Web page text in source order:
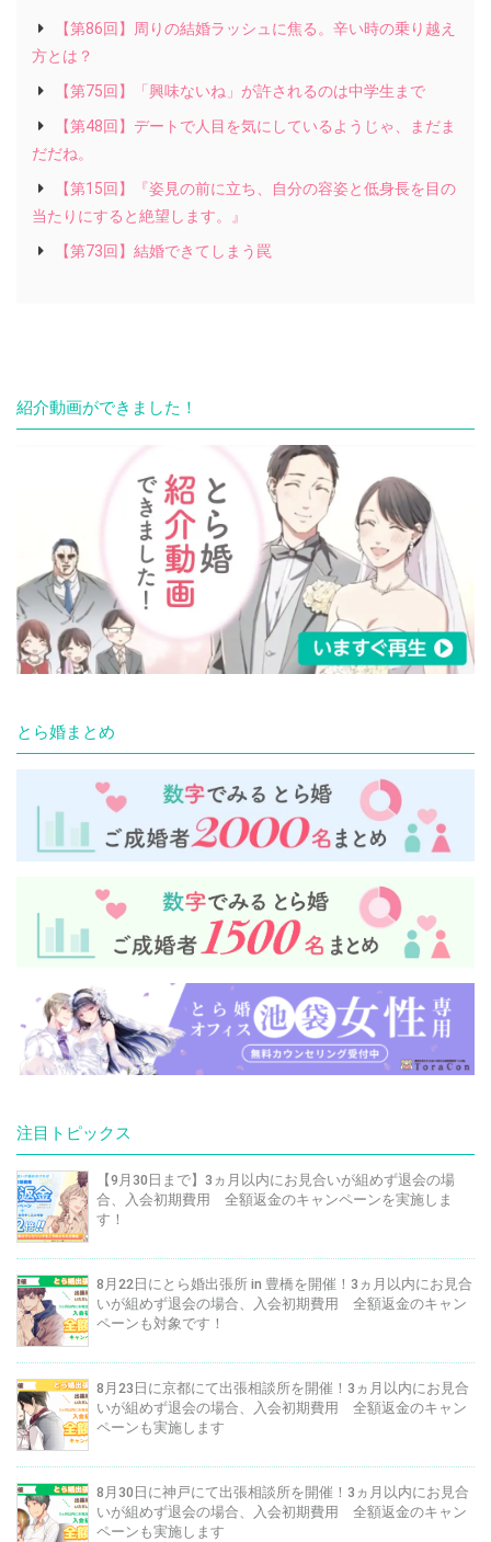
【第86回】周りの結婚ラッシュに焦る。辛い時の乗り越え
方とは？
【第75回】「興味ないね」が許されるのは中学生まで
【第48回】デートで人目を気にしているようじゃ、まだま
だだね。
【第15回】『姿見の前に立ち、自分の容姿と低身長を目の
当たりにすると絶望します。』
【第73回】結婚できてしまう罠
紹介動画ができました！
とら婚まとめ
注目トピックス
【9月30日まで】3ヵ月以内にお見合いが組めず退会の場
合、入会初期費用 全額返金のキャンペーンを実施しま
す！
8月22日にとら婚出張所 in 豊橋を開催！3ヵ月以内にお見合
いが組めず退会の場合、入会初期費用 全額返金のキャン
ペーンも対象です！
8月23日に京都にて出張相談所を開催！3ヵ月以内にお見合
いが組めず退会の場合、入会初期費用 全額返金のキャン
ペーンも実施します
8月30日に神戸にて出張相談所を開催！3ヵ月以内にお見合
いが組めず退会の場合、入会初期費用 全額返金のキャン
ペーンも実施します